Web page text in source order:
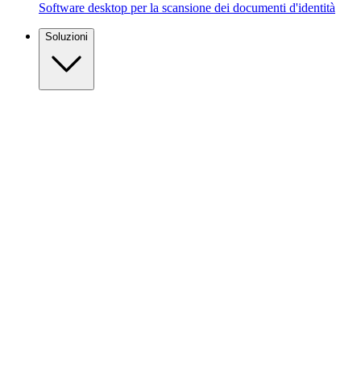
Software desktop per la scansione dei documenti d'identità
Soluzioni